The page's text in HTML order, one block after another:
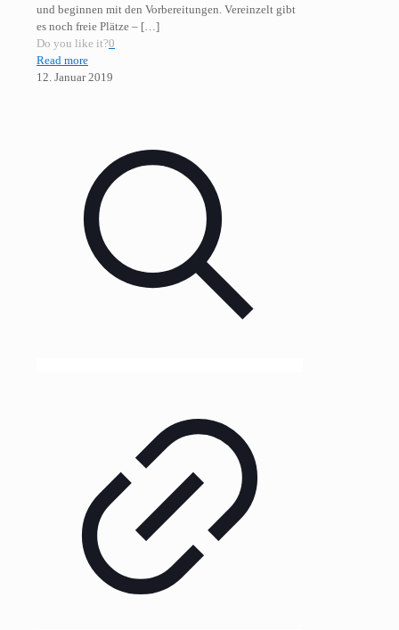
und beginnen mit den Vorbereitungen. Vereinzelt gibt
es noch freie Plätze – […]
Do you like it?0
Read more
12. Januar 2019